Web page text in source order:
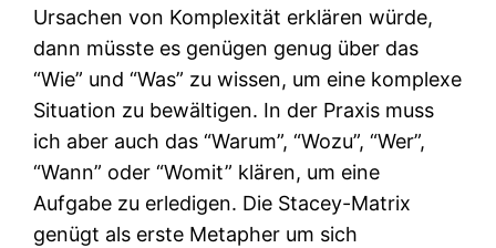
Ursachen von Komplexität erklären würde,
dann müsste es genügen genug über das
“Wie” und “Was” zu wissen, um eine komplexe
Situation zu bewältigen. In der Praxis muss
ich aber auch das “Warum”, “Wozu”, “Wer”,
“Wann” oder “Womit” klären, um eine
Aufgabe zu erledigen. Die Stacey-Matrix
genügt als erste Metapher um sich